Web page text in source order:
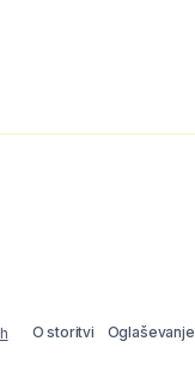
O storitvi Oglaševanje